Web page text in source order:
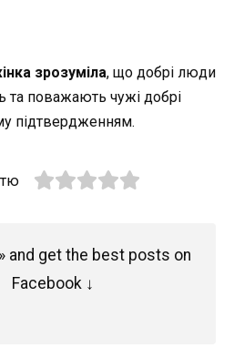
зрозуміла, що добрі люди
та поважають чужі добрі
підтвердженням.
and get the best posts on
Facebook ↓